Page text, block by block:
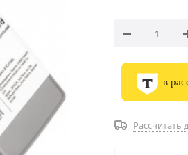
в
Рассчитать